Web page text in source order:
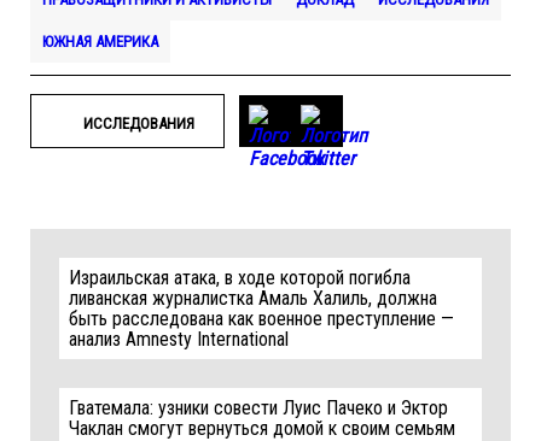
ЮЖНАЯ АМЕРИКА
ИССЛЕДОВАНИЯ
Израильская атака, в ходе которой погибла
ливанская журналистка Амаль Халиль, должна
быть расследована как военное преступление —
анализ Amnesty International
Гватемала: узники совести Луис Пачеко и Эктор
Чаклан смогут вернуться домой к своим семьям